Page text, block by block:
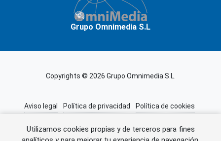
Utilizamos cookies propias y de terceros para fines
Grupo Omnimedia S.L
Copyrights © 2026 Grupo Omnimedia S.L.
Aviso legal Política de privacidad
Política de cookies